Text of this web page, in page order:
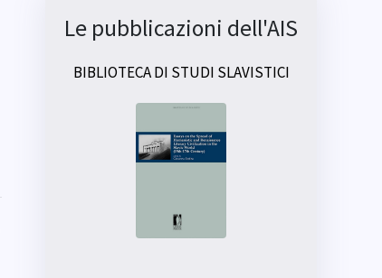
Le pubblicazioni dell'AIS
BIBLIOTECA DI STUDI SLAVISTICI